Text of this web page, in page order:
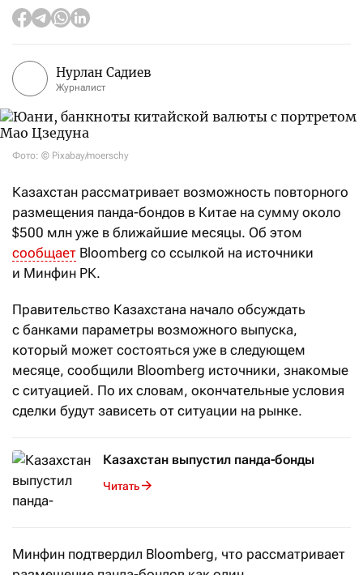
Нурлан Садиев
Журналист
Фото: © Pixabay/moerschy
Казахстан рассматривает возможность повторного
размещения панда-бондов в Китае на сумму около
$500 млн уже в ближайшие месяцы. Об этом
сообщает Bloomberg со ссылкой на источники
и Минфин РК.
Правительство Казахстана начало обсуждать
с банками параметры возможного выпуска,
который может состояться уже в следующем
месяце, сообщили Bloomberg источники, знакомые
с ситуацией. По их словам, окончательные условия
сделки будут зависеть от ситуации на рынке.
Казахстан выпустил панда-бонды
Читать
Минфин подтвердил Bloomberg, что рассматривает